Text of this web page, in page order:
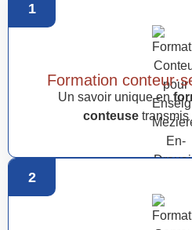
1
Formation
Un savoir unique en
conteuse transmis
2